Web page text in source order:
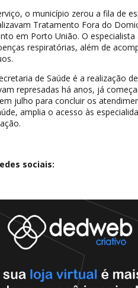
o município zerou a fila de
Tratamento Fora do
em Porto União. O
respiratórias, além de
de Saúde é a realização
represadas há anos, já
julho para concluir os
amplia o acesso às
sociais: